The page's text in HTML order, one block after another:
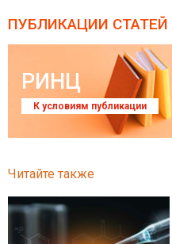
ПУБЛИКАЦИИ СТАТЕЙ
РИНЦ
К условиям публикации
Читайте также